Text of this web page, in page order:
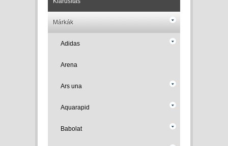
Márkák
Adidas
Arena
Ars una
Aquarapid
Babolat